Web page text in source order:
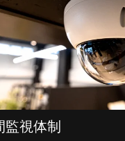
監視体制